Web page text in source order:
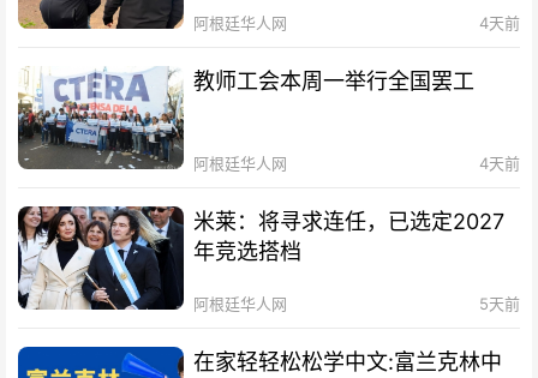
阿根廷华人网 4天前
教师工会本周一举行全国罢工
阿根廷华人网 4天前
米莱：将寻求连任，已选定2027
年竞选搭档
阿根廷华人网 5天前
在家轻轻松松学中文:富兰克林中